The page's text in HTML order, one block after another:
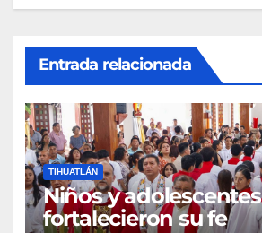
Entrada relacionada
TIHUATLÁN
Niños y adolescentes
fortalecieron su fe